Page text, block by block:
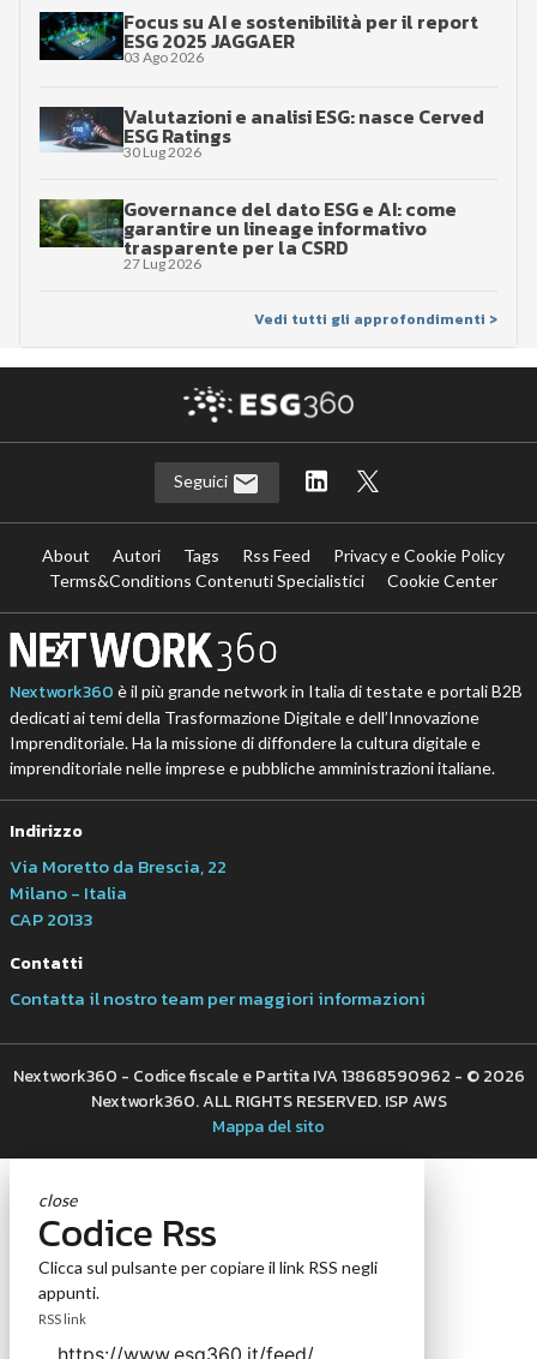
Focus su AI e sostenibilità per il report
ESG 2025 JAGGAER
03 Ago 2026
Valutazioni e analisi ESG: nasce Cerved
ESG Ratings
30 Lug 2026
Governance del dato ESG e AI: come
garantire un lineage informativo
trasparente per la CSRD
27 Lug 2026
Vedi tutti gli approfondimenti >
Seguici
About Autori Tags Rss Feed
Privacy e Cookie Policy
Terms&Conditions Contenuti Specialistici
Cookie Center
Nextwork360 è il più grande network in Italia di testate e portali B2B
dedicati ai temi della Trasformazione Digitale e dell’Innovazione
Imprenditoriale. Ha la missione di diffondere la cultura digitale e
imprenditoriale nelle imprese e pubbliche amministrazioni italiane.
Indirizzo
Via Moretto da Brescia, 22
Milano - Italia
CAP 20133
Contatti
Contatta il nostro team per maggiori informazioni
Nextwork360 - Codice fiscale e Partita IVA 13868590962 - © 2026
Nextwork360. ALL RIGHTS RESERVED. ISP AWS
Mappa del sito
close
Codice Rss
Clicca sul pulsante per copiare il link RSS negli
appunti.
RSS link